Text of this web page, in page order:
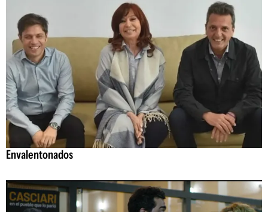
Envalentonados